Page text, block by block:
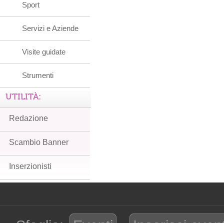
Sport
Servizi e Aziende
Visite guidate
Strumenti
UTILITÀ:
Redazione
Scambio Banner
Inserzionisti